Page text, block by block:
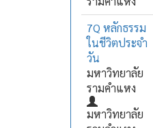
7Q หลักธรรม
ในชีวิตประจำ
วัน
มหาวิทยาลัย
รามคำแหง
มหาวิทยาลัย